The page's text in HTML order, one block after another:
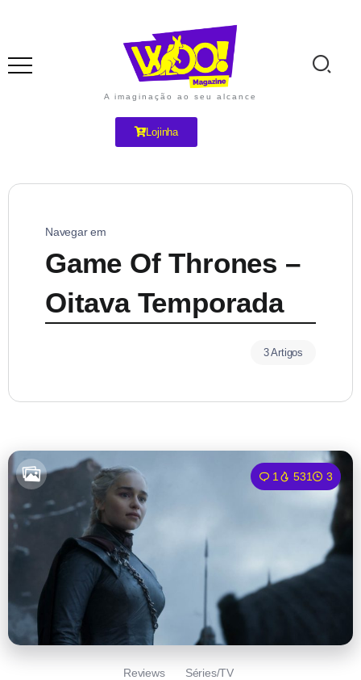
A imaginação ao seu alcance
Lojinha
Navegar em
Game Of Thrones –
Oitava Temporada
3 Artigos
1 531 3
Reviews Séries/TV